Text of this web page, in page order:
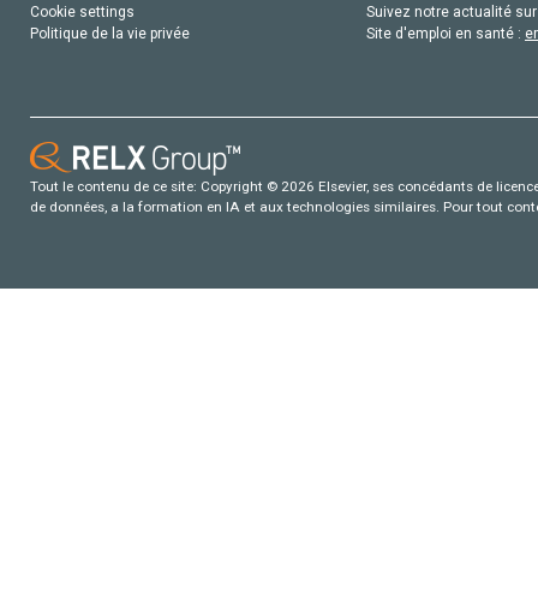
Cookie settings
Politique de la vie privée
Suivez notre actualité
Site d'emploi en santé :
Tout le contenu de ce site: Copyright © 2026 Elsevier, ses concédants de
de données, a la formation en IA et aux technologies similaires. Pour tout